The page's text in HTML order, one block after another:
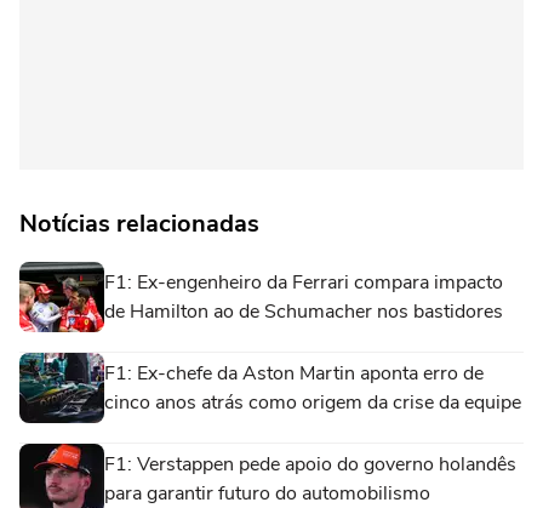
Notícias relacionadas
F1: Ex-engenheiro da Ferrari compara impacto
de Hamilton ao de Schumacher nos bastidores
F1: Ex-chefe da Aston Martin aponta erro de
cinco anos atrás como origem da crise da equipe
F1: Verstappen pede apoio do governo holandês
para garantir futuro do automobilismo